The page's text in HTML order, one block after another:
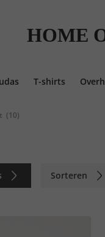
HOME
T-shirts
(10)
Sorteren